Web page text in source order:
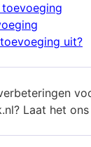
uit?
Laat het